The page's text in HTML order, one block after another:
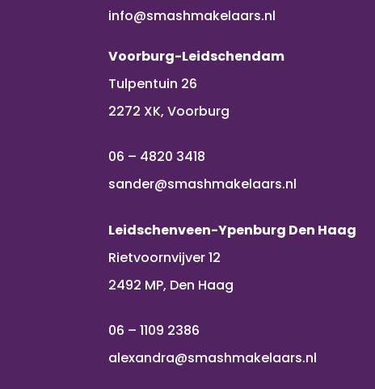
info@smashmakelaars.nl
Voorburg-Leidschendam
Tulpentuin 26
2272 XK, Voorburg
06 – 4820 3418
sander@smashmakelaars.nl
Leidschenveen-Ypenburg Den Haag
Rietvoornvijver 12
2492 MP, Den Haag
06 – 1109 2386
alexandra@smashmakelaars.nl